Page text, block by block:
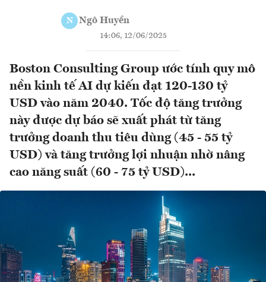
N Ngô Huyền
14:06, 12/06/2025
Boston Consulting Group ước tính quy mô
nền kinh tế AI dự kiến ​đạt 120-130 tỷ
USD vào năm 2040. Tốc độ tăng trưởng
này được dự báo sẽ xuất phát từ tăng
trưởng doanh thu tiêu dùng (45 - 55 tỷ
USD) và tăng trưởng lợi nhuận nhờ nâng
cao năng suất (60 - 75 tỷ USD)...